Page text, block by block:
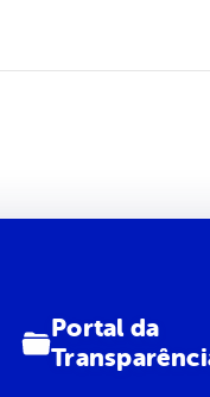
Portal da